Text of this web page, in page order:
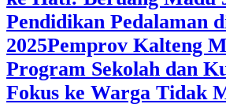
Pendidikan Pedalaman
2025‎Pemprov Kalteng
Program Sekolah dan
Fokus ke Warga Tidak